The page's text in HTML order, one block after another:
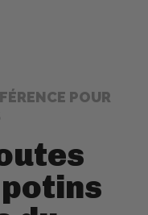
POUR